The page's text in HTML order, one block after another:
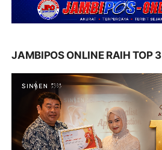
JAMBIPOS ONLINE RAIH TOP 3